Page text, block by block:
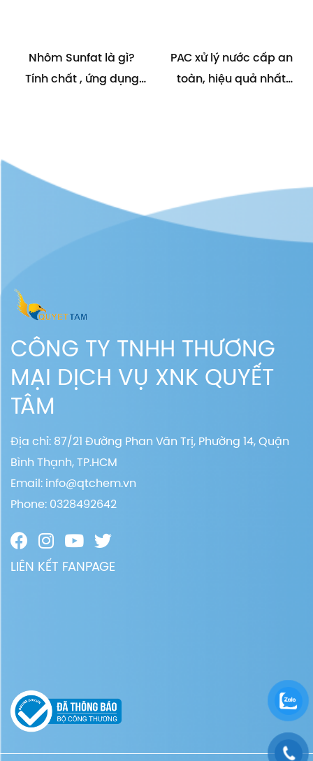
Nhôm Sunfat là gì?
Tính chất , ứng dụng
PAC xử lý nước cấp an
toàn, hiệu quả nhất
CÔNG TY TNHH THƯƠNG
MẠI DỊCH VỤ XNK QUYẾT
TÂM
Địa chỉ: 87/21 Đường Phan Văn Trị, Phường 14, Quận
Bình Thạnh, TP.HCM
Email: info@qtchem.vn
Phone: 0328492642
LIÊN KẾT FANPAGE